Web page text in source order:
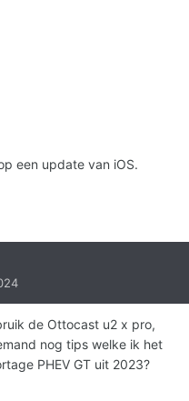
een update van iOS.
de Ottocast u2 x pro,
nog tips welke ik het
PHEV GT uit 2023?